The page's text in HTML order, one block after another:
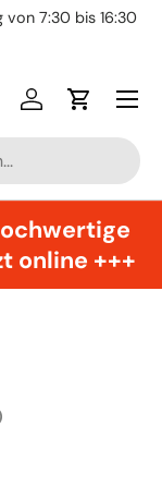
von 7:30 bis 16:30
Einloggen
Menü
online +++